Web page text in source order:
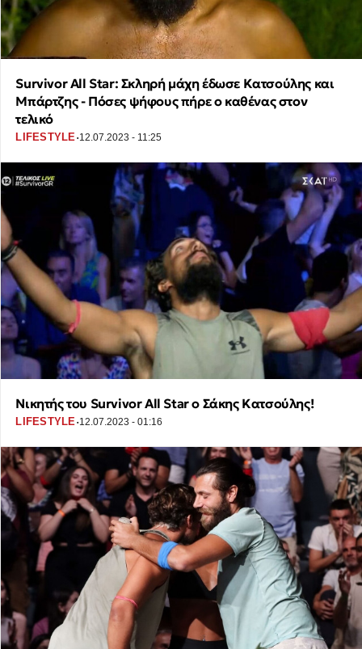
Survivor All Star: Σκληρή μάχη έδωσε Κατσούλης και
Μπάρτζης - Πόσες ψήφους πήρε ο καθένας στον
τελικό
LIFESTYLE·12.07.2023 - 11:25
Νικητής του Survivor All Star ο Σάκης Κατσούλης!
LIFESTYLE·12.07.2023 - 01:16